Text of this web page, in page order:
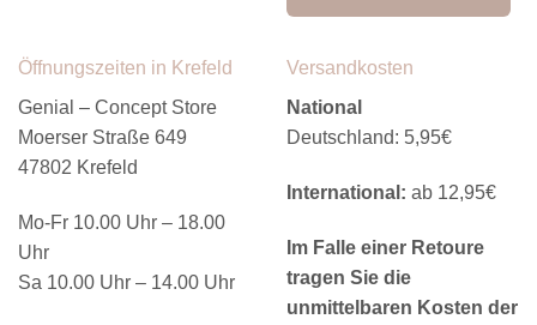
Öffnungszeiten in Krefeld
Genial – Concept Store
Moerser Straße 649
47802 Krefeld
Mo-Fr 10.00 Uhr – 18.00
Uhr
Sa 10.00 Uhr – 14.00 Uhr
Versandkosten
National
Deutschland: 5,95€
International: ab 12,95€
Im Falle einer Retoure
tragen Sie die
unmittelbaren Kosten der